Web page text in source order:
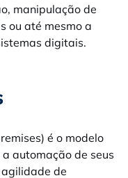
manipulação de
ou até mesmo a
digitais.
é o modelo
automação de seus
de